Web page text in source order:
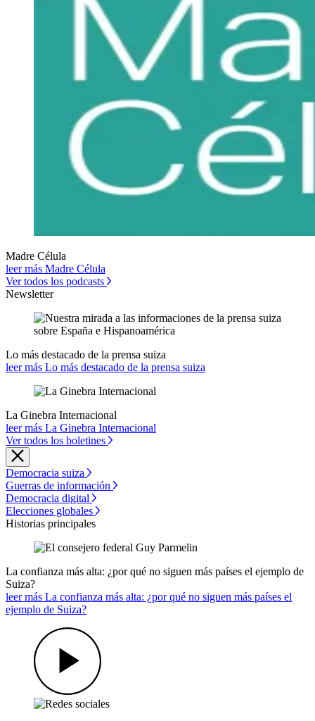
Madre Célula
leer más Madre Célula
Ver todos los podcasts
Newsletter
Lo más destacado de la prensa suiza
leer más Lo más destacado de la prensa suiza
La Ginebra Internacional
leer más La Ginebra Internacional
Ver todos los boletines
Democracia suiza
Guerras de información
Democracia digital
Elecciones globales
Historias principales
La confianza más alta: ¿por qué no siguen más países el ejemplo de
Suiza?
leer más La confianza más alta: ¿por qué no siguen más países el
ejemplo de Suiza?